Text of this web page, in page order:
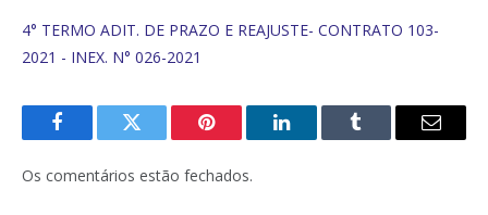
4° TERMO ADIT. DE PRAZO E REAJUSTE- CONTRATO 103-
2021 - INEX. N° 026-2021
FacebookTwitter Pinterest O
Tumblr
E-
Os comentários estão fechados.